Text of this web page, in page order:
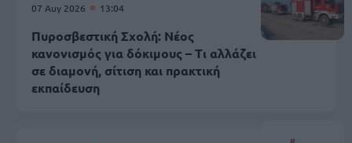
07 Αυγ 2026 13:04
Πυροσβεστική Σχολή: Νέος
κανονισμός για δόκιμους – Τι αλλάζει
σε διαμονή, σίτιση και πρακτική
εκπαίδευση